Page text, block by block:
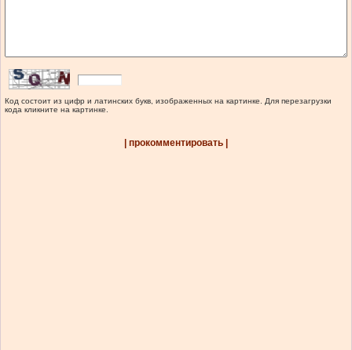
Код состоит из цифр и латинских букв, изображенных на картинке. Для перезагрузки
кода кликните на картинке.
| прокомментировать |